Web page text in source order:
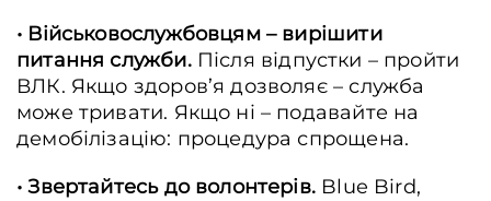
• Військовослужбовцям – вирішити
питання служби.Після відпустки – пройти
ВЛК. Якщо здоров’я дозволяє – служба
може тривати. Якщо ні – подавайте на
демобілізацію: процедура спрощена.
• Звертайтесь до волонтерів. Blue Bird,